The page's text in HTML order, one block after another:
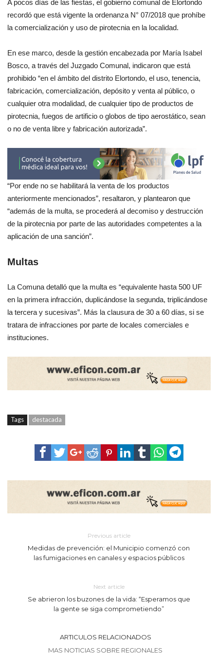
A pocos días de las fiestas, el gobierno comunal de Elortondo
recordó que está vigente la ordenanza N° 07/2018 que prohíbe
la comercialización y uso de pirotecnia en la localidad.
En ese marco, desde la gestión encabezada por María Isabel
Bosco, a través del Juzgado Comunal, indicaron que está
prohibido “en el ámbito del distrito Elortondo, el uso, tenencia,
fabricación, comercialización, depósito y venta al público, o
cualquier otra modalidad, de cualquier tipo de productos de
pirotecnia, fuegos de artificio o globos de tipo aerostático, sean
o no de venta libre y fabricación autorizada”.
“Por ende no se habilitará la venta de los productos
anteriormente mencionados”, resaltaron, y plantearon que
“además de la multa, se procederá al decomiso y destrucción
de la pirotecnia por parte de las autoridades competentes a la
aplicación de una sanción”.
Multas
La Comuna detalló que la multa es “equivalente hasta 500 UF
en la primera infracción, duplicándose la segunda, triplicándose
la tercera y sucesivas”. Más la clausura de 30 a 60 días, si se
tratara de infracciones por parte de locales comerciales e
instituciones.
Tags destacada
Previous article
Medidas de prevención: el Municipio comenzó con
las fumigaciones en canales y espacios públicos
Next article
Se abrieron los buzones de la vida: “Esperamos que
la gente se siga comprometiendo”
ARTICULOS RELACIONADOS
MAS NOTICIAS SOBRE REGIONALES